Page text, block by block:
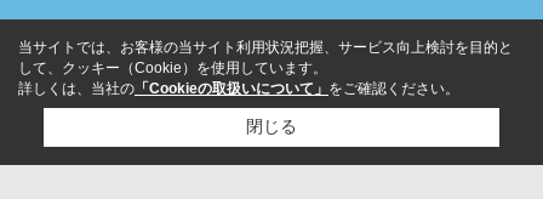
当サイトでは、お客様の当サイト利用状況把握、サービス向上検討を目的と
して、クッキー（Cookie）を使用しています。
詳しくは、当社の 「Cookieの取扱いについて」 をご確認ください。
閉じる